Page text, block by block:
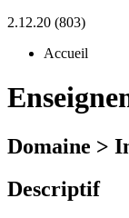
2.12.20 (803)
Accueil
Domaine >
Descriptif